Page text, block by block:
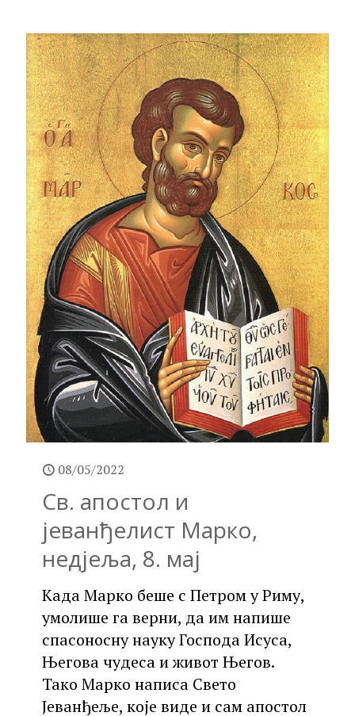
08/05/2022
Св. апостол и
јеванђелист Марко,
недјеља, 8. мај
Када Марко беше с Петром у Риму,
умолише га верни, да им напише
спасоносну науку Господа Исуса,
Његова чудеса и живот Његов.
Тако Марко написа Свето
Јеванђеље, које виде и сам апостол